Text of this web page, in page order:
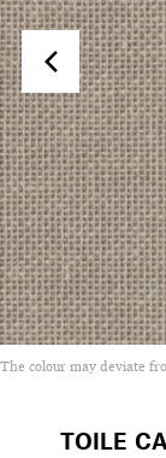
The colour may deviate
TOILE